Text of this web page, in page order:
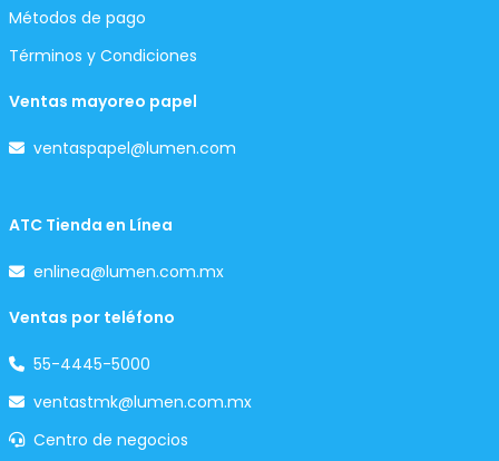
Métodos de pago
Términos y Condiciones
Ventas mayoreo papel
ventaspapel@lumen.com
ATC Tienda en Línea
enlinea@lumen.com.mx
Ventas por teléfono
55-4445-5000
ventastmk@lumen.com.mx
Centro de negocios